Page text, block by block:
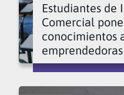
Estudiantes de
Comercial
conocimientos